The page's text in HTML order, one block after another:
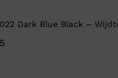
Dark Blue Black –